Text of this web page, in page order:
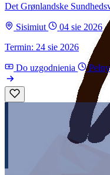
Det Grønlandske
Sisimiut
04 sie 2026
Termin: 24 sie 2026
Do uzgodnienia